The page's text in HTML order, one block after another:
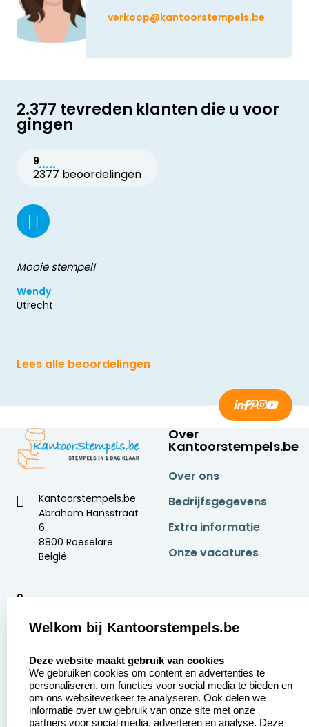
verkoop@kantoorstempels.be
2.377 tevreden klanten die u voor
gingen
9
2377 beoordelingen
Mooie stempel!
Wendy
Utrecht
Lees alle beoordelingen
Kantoorstempels.be
Abraham Hansstraat
6
8800 Roeselare
België
9
Over
Kantoorstempels.be
Over ons
Bedrijfsgegevens
Extra informatie
Onze vacatures
Aanvraag op maat
Betaling &
Verzending
Contact opnemen
Veel gestelde vragen
Welkom bij Kantoorstempels.be
Deze website maakt gebruik van cookies
We gebruiken cookies om content en advertenties te
personaliseren, om functies voor social media te bieden en
om ons websiteverkeer te analyseren. Ook delen we
informatie over uw gebruik van onze site met onze
partners voor social media, adverteren en analyse. Deze